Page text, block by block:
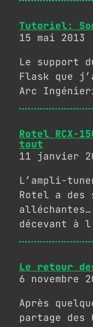
Tutoriel:
15 mai 2013
Le support
Flask que
Arc
Rotel RCX-
tout
11 janvier
L’ampli-
Rotel a
décevant à
Le retour
6 novembre
Après
partage des